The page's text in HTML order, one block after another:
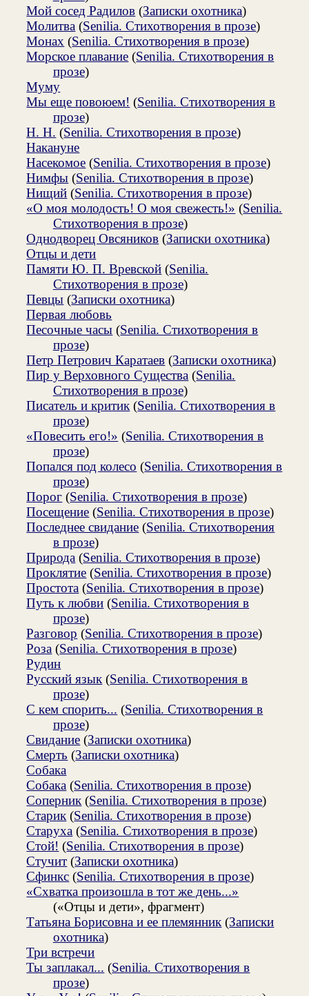
Мой сосед Радилов (Записки охотника)
Молитва (Senilia. Стихотворения в прозе)
Монах (Senilia. Стихотворения в прозе)
Морское плавание (Senilia. Стихотворения в
прозе)
Муму
Мы еще повоюем! (Senilia. Стихотворения в
прозе)
Н. Н. (Senilia. Стихотворения в прозе)
Накануне
Насекомое (Senilia. Стихотворения в прозе)
Нимфы (Senilia. Стихотворения в прозе)
Нищий (Senilia. Стихотворения в прозе)
«О моя молодость! О моя свежесть!» (Senilia.
Стихотворения в прозе)
Однодворец Овсяников (Записки охотника)
Отцы и дети
Памяти Ю. П. Вревской (Senilia.
Стихотворения в прозе)
Певцы (Записки охотника)
Первая любовь
Песочные часы (Senilia. Стихотворения в
прозе)
Петр Петрович Каратаев (Записки охотника)
Пир у Верховного Существа (Senilia.
Стихотворения в прозе)
Писатель и критик (Senilia. Стихотворения в
прозе)
«Повесить его!» (Senilia. Стихотворения в
прозе)
Попался под колесо (Senilia. Стихотворения в
прозе)
Порог (Senilia. Стихотворения в прозе)
Посещение (Senilia. Стихотворения в прозе)
Последнее свидание (Senilia. Стихотворения
в прозе)
Природа (Senilia. Стихотворения в прозе)
Проклятие (Senilia. Стихотворения в прозе)
Простота (Senilia. Стихотворения в прозе)
Путь к любви (Senilia. Стихотворения в
прозе)
Разговор (Senilia. Стихотворения в прозе)
Роза (Senilia. Стихотворения в прозе)
Рудин
Русский язык (Senilia. Стихотворения в
прозе)
С кем спорить... (Senilia. Стихотворения в
прозе)
Свидание (Записки охотника)
Смерть (Записки охотника)
Собака
Собака (Senilia. Стихотворения в прозе)
Соперник (Senilia. Стихотворения в прозе)
Старик (Senilia. Стихотворения в прозе)
Старуха (Senilia. Стихотворения в прозе)
Стой! (Senilia. Стихотворения в прозе)
Стучит (Записки охотника)
Сфинкс (Senilia. Стихотворения в прозе)
«Схватка произошла в тот же день...»
(«Отцы и дети», фрагмент)
Татьяна Борисовна и ее племянник (Записки
охотника)
Три встречи
Ты заплакал... (Senilia. Стихотворения в
прозе)